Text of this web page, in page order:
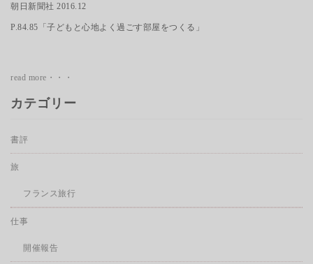
朝日新聞社 2016.12
P.84.85「子どもと心地よく過ごす部屋をつくる」
read more・・・
カテゴリー
書評
旅
フランス旅行
仕事
開催報告